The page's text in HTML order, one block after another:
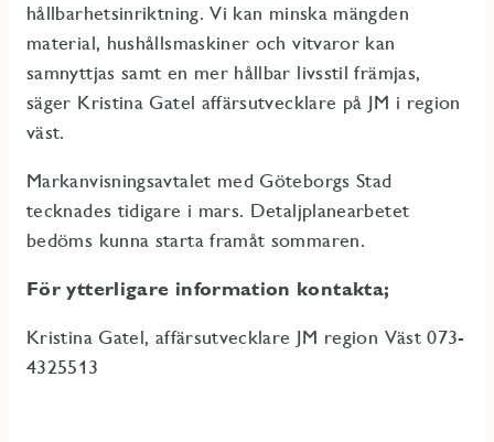
hållbarhetsinriktning. Vi kan minska mängden
material, hushållsmaskiner och vitvaror kan
samnyttjas samt en mer hållbar livsstil främjas,
säger Kristina Gatel affärsutvecklare på JM i region
väst.
Markanvisningsavtalet med Göteborgs Stad
tecknades tidigare i mars. Detaljplanearbetet
bedöms kunna starta framåt sommaren.
För ytterligare information kontakta;
Kristina Gatel, affärsutvecklare JM region Väst 073-
4325513